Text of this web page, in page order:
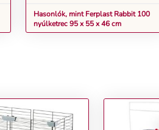
Hasonlók, mint Ferplast Rabbit 100
nyúlketrec 95 x 55 x 46 cm